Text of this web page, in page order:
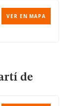
VER EN MAPA
de